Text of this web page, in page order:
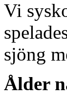
Vi
sjöng
Ålder